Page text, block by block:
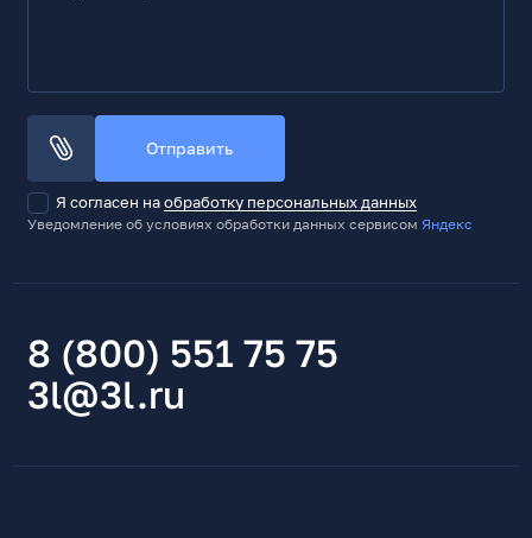
Отправить
Я согласен наобработку персональных данных
Уведомление об условиях обработки данных сервисомЯндекс
8 (800) 551 75 75
3l@3l.ru